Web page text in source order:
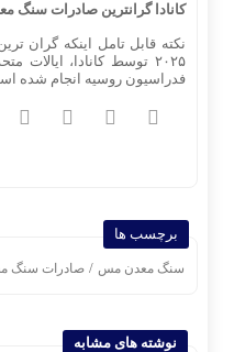
کانادا گرانترین صادرات سنگ
نکته قابل تامل اینکه
۲۰۲۵ توسط کانادا، ایالات
فدراسیون روسیه انجام شده
برچسب ها
سنگ معدن مس / صادرات سنگ
نوشته های مشابه